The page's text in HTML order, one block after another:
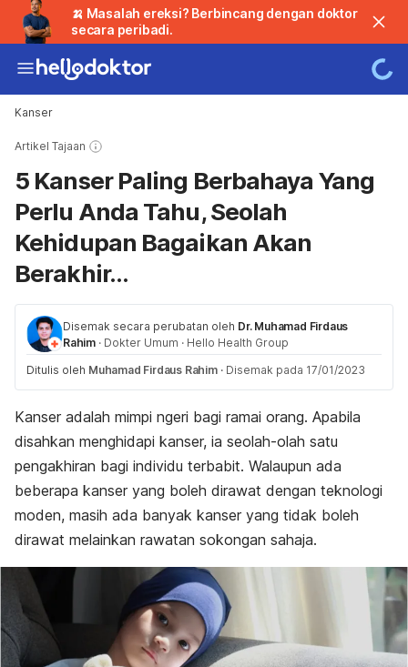
🍌 Masalah ereksi? Berbincang dengan doktor
secara peribadi.
Kanser
Artikel Tajaan
5 Kanser Paling Berbahaya Yang
Perlu Anda Tahu, Seolah
Kehidupan Bagaikan Akan
Berakhir...
Disemak secara perubatan oleh Dr. Muhamad Firdaus
Rahim · Dokter Umum · Hello Health Group
Ditulis oleh Muhamad Firdaus Rahim · Disemak pada 17/01/2023
Kanser adalah mimpi ngeri bagi ramai orang. Apabila
disahkan menghidapi kanser, ia seolah-olah satu
pengakhiran bagi individu terbabit. Walaupun ada
beberapa kanser yang boleh dirawat dengan teknologi
moden, masih ada banyak kanser yang tidak boleh
dirawat melainkan rawatan sokongan sahaja.